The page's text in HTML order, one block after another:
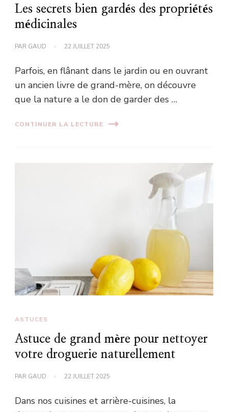
Les secrets bien gardés des propriétés
médicinales
PAR GAUD 22 JUILLET 2025
Parfois, en flânant dans le jardin ou en ouvrant
un ancien livre de grand-mère, on découvre
que la nature a le don de garder des …
CONTINUER LA LECTURE
ASTUCES
Astuce de grand mère pour nettoyer
votre droguerie naturellement
PAR GAUD 22 JUILLET 2025
Dans nos cuisines et arrière-cuisines, la